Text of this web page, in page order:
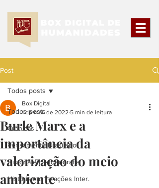
Post
Todos posts
Crônicas
Pensamento Brasileiro
História e Historiografia
História das relações Inter.
Todos posts
Burle Marx e a
importância da
valorização do meio
ambiente
Box Digital
1 de mai. de 2022 5 min de leitura